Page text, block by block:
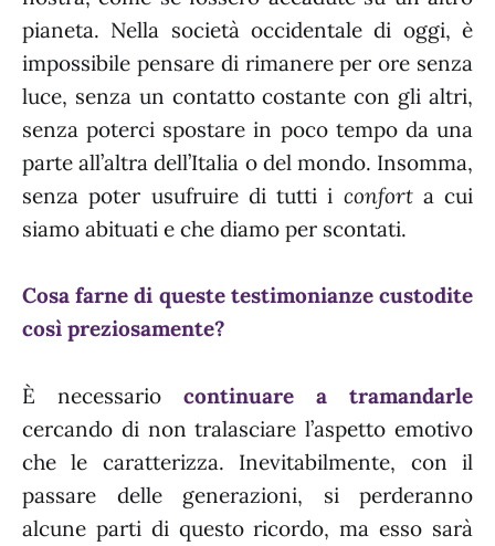
pianeta. Nella società occidentale di oggi, è
impossibile pensare di rimanere per ore senza
luce, senza un contatto costante con gli altri,
senza poterci spostare in poco tempo da una
parte all’altra dell’Italia o del mondo. Insomma,
senza poter usufruire di tutti i conforta cui
siamo abituati e che diamo per scontati.
Cosa farne di queste testimonianze custodite
così preziosamente?
È necessario continuare a tramandarle
cercando di non tralasciare l’aspetto emotivo
che le caratterizza. Inevitabilmente, con il
passare delle generazioni, si perderanno
alcune parti di questo ricordo, ma esso sarà